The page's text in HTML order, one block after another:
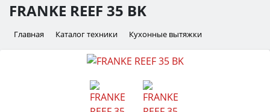
FRANKE REEF 35 BK
Главная Каталог техники Кухонные вытяжки